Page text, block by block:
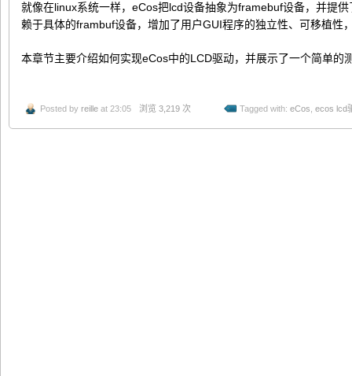
就像在linux系统一样，eCos把lcd设备抽象为framebuf设备，并提
赖于具体的frambuf设备，增加了用户GUI程序的独立性、可移植性
本章节主要介绍如何实现eCos中的LCD驱动，并展示了一个简单的
Posted by reille at 23:05 浏览 3,219 次 Tagged with: eCos ecos lcd